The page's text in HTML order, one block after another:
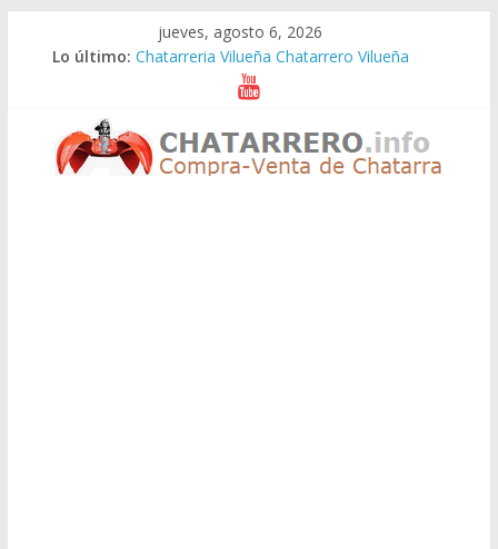
jueves, agosto 6, 2026
Lo último: Chatarreria Vilueña Chatarrero Vilueña
Chatarreria Zuera Chatarrero Zuera
Chatarreria Zaragoza Chatarrero Zaragoza
Chatarreria Zaida Chatarrero Zaida
Chatarreria Vistabella Chatarrero Vistabella